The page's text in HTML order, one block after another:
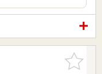
お気に入
りに追加